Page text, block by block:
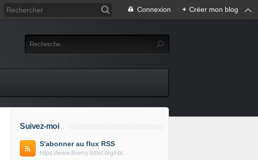
Connexion + Créer mon blog
Suivez-moi
S'abonner au flux RSS
https://www.thierry-billet.org/rss